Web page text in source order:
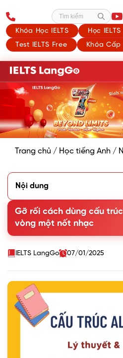
Khóa Học IELTS
Học
Test IELTS Free
Khóa Cấp
Tìm kiếm
Trang chủ / Học tiếng Anh /
Nội dung
2. Vị trí và cách sử dụng cấu trúc
3. Cấu trúc Although rút gọn
4. Phân biệt Although với
In spite of
Gỡ rối cách dùng cấu
vòng một nốt nhạc
IELTS LangGo 07/01/2025